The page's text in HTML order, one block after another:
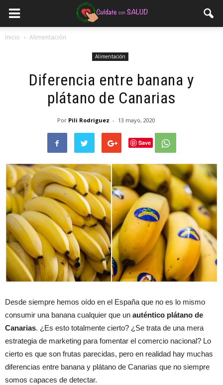
Inicio Alimentación
Alimentación
Diferencia entre banana y
plátano de Canarias
Por Pili Rodriguez - 13 mayo, 2020
Save
Desde siempre hemos oído en el España que no es lo mismo
consumir una banana cualquier que un auténtico plátano de
Canarias. ¿Es esto totalmente cierto? ¿Se trata de una mera
estrategia de marketing para fomentar el comercio nacional? Lo
cierto es que son frutas parecidas, pero en realidad hay muchas
diferencias entre banana y plátano de Canarias que no siempre
somos capaces de detectar.